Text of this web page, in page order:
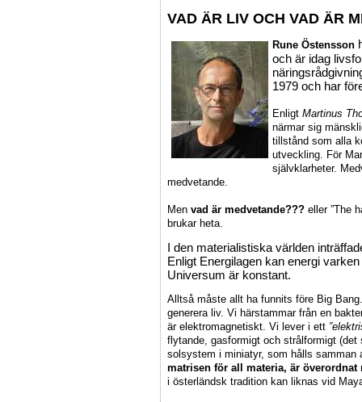
VAD ÄR LIV OCH VAD ÄR
Rune Östensson
och är idag
1979 och har
Enligt Martinus
närmar sig
tillstånd som alla
utveckling. För
självklarheter.
medvetande.
Men vad är medvetande??? eller ”The
brukar heta.
I den materialistiska världen
Enligt Energilagen kan energi
Universum är konstant.
Alltså måste allt ha funnits före Big
generera liv. Vi härstammar från en
är elektromagnetiskt. Vi lever i ett
flytande, gasformigt och strålformigt
solsystem i miniatyr, som hålls samman
matrisen för all materia, är
i österländsk tradition kan liknas vid